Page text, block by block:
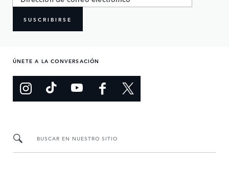
SUSCRIBIRSE
ÚNETE A LA CONVERSACIÓN
BUSCAR EN NUESTRO SITIO